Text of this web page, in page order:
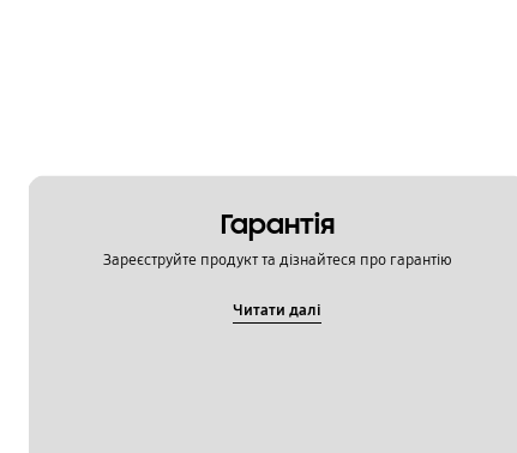
Гарантія
Зареєструйте продукт та дізнайтеся про гарантію
Читати далі